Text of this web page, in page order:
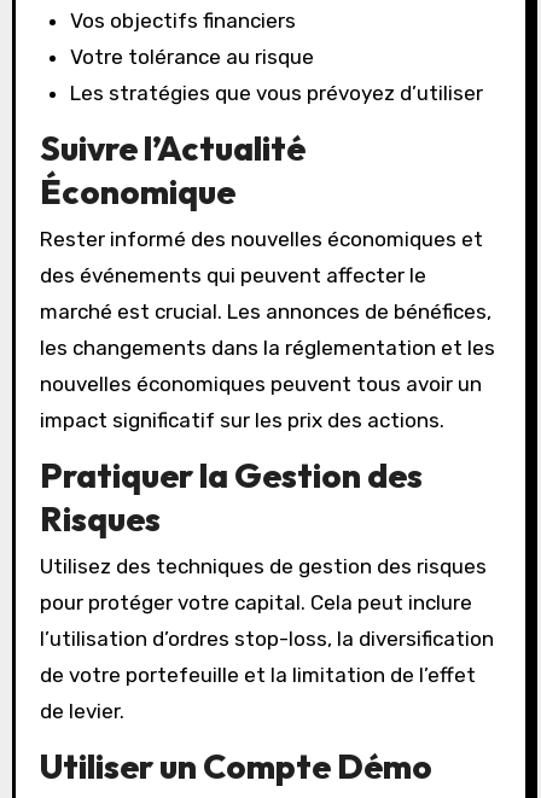
Vos objectifs financiers
Votre tolérance au risque
Les stratégies que vous prévoyez d’utiliser
Suivre l’Actualité
Économique
Rester informé des nouvelles économiques et
des événements qui peuvent affecter le
marché est crucial. Les annonces de bénéfices,
les changements dans la réglementation et les
nouvelles économiques peuvent tous avoir un
impact significatif sur les prix des actions.
Pratiquer la Gestion des
Risques
Utilisez des techniques de gestion des risques
pour protéger votre capital. Cela peut inclure
l’utilisation d’ordres stop-loss, la diversification
de votre portefeuille et la limitation de l’effet
de levier.
Utiliser un Compte Démo